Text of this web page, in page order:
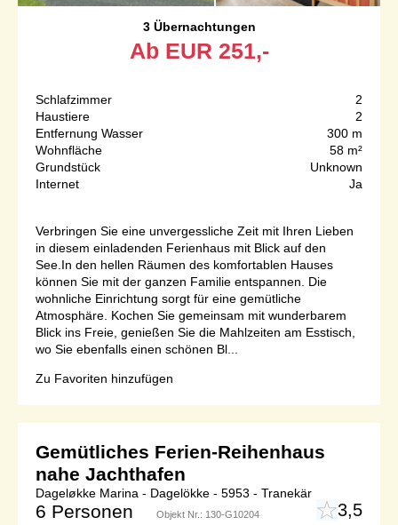
3 Übernachtungen
Ab EUR 251,-
Schlafzimmer
2
Haustiere
2
Entfernung Wasser
300 m
Wohnfläche
58 m²
Grundstück
Unknown
Internet
Ja
Verbringen Sie eine unvergessliche Zeit mit Ihren Lieben
in diesem einladenden Ferienhaus mit Blick auf den
See.In den hellen Räumen des komfortablen Hauses
können Sie mit der ganzen Familie entspannen. Die
wohnliche Einrichtung sorgt für eine gemütliche
Atmosphäre. Kochen Sie gemeinsam mit wunderbarem
Blick ins Freie, genießen Sie die Mahlzeiten am Esstisch,
wo Sie ebenfalls einen schönen Bl...
Zu Favoriten hinzufügen
Gemütliches Ferien-Reihenhaus
nahe Jachthafen
Dageløkke Marina - Dagelökke - 5953 - Tranekär
6 Personen Objekt Nr.: 130-G10204 3,5